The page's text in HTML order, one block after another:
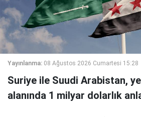
Yayınlanma: 08 Ağustos 2026 Cumartesi 15:28
Suriye ile Suudi Arabistan,
alanında 1 milyar dolarlık